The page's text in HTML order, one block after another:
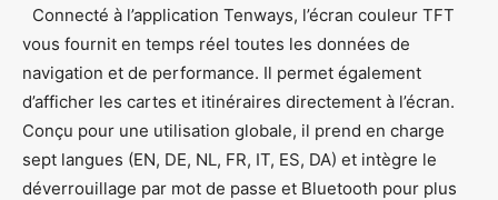
Connecté à l’application Tenways, l’écran couleur TFT
vous fournit en temps réel toutes les données de
navigation et de performance. Il permet également
d’afficher les cartes et itinéraires directement à l’écran.
Conçu pour une utilisation globale, il prend en charge
sept langues (EN, DE, NL, FR, IT, ES, DA) et intègre le
déverrouillage par mot de passe et Bluetooth pour plus